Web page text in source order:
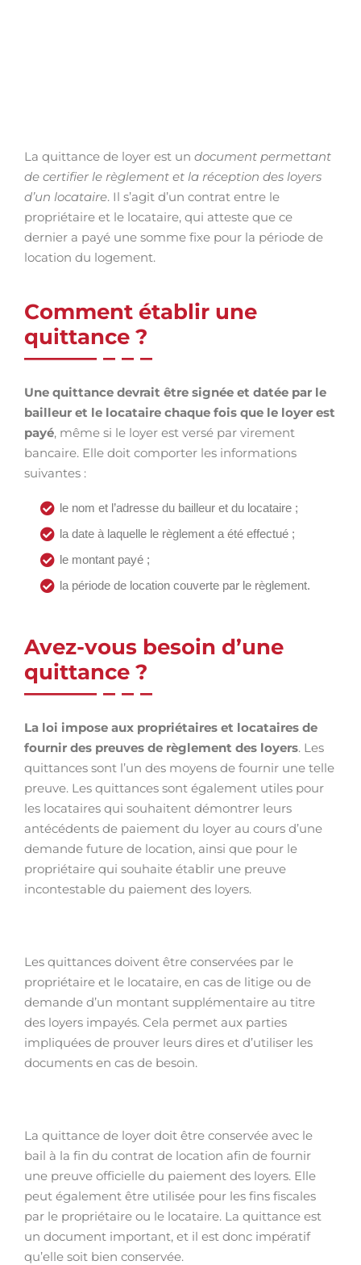
La quittance de loyer est un document permettant
de certifier le règlement et la réception des loyers
d’un locataire. Il s’agit d’un contrat entre le
propriétaire et le locataire, qui atteste que ce
dernier a payé une somme fixe pour la période de
location du logement.
Comment établir une
quittance ?
Une quittance devrait être signée et datée par le
bailleur et le locataire chaque fois que le loyer est
payé, même si le loyer est versé par virement
bancaire. Elle doit comporter les informations
suivantes :
le nom et l’adresse du bailleur et du locataire ;
la date à laquelle le règlement a été effectué ;
le montant payé ;
la période de location couverte par le règlement.
Avez-vous besoin d’une
quittance ?
La loi impose aux propriétaires et locataires de
fournir des preuves de règlement des loyers. Les
quittances sont l’un des moyens de fournir une telle
preuve. Les quittances sont également utiles pour
les locataires qui souhaitent démontrer leurs
antécédents de paiement du loyer au cours d’une
demande future de location, ainsi que pour le
propriétaire qui souhaite établir une preuve
incontestable du paiement des loyers.
Les quittances doivent être conservées par le
propriétaire et le locataire, en cas de litige ou de
demande d’un montant supplémentaire au titre
des loyers impayés. Cela permet aux parties
impliquées de prouver leurs dires et d’utiliser les
documents en cas de besoin.
La quittance de loyer doit être conservée avec le
bail à la fin du contrat de location afin de fournir
une preuve officielle du paiement des loyers. Elle
peut également être utilisée pour les fins fiscales
par le propriétaire ou le locataire. La quittance est
un document important, et il est donc impératif
qu’elle soit bien conservée.